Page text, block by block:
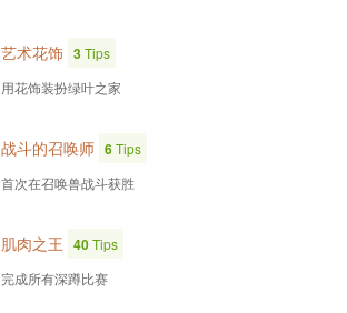
艺术花饰 3Tips
用花饰装扮绿叶之家
战斗的召唤师 6Tips
首次在召唤兽战斗获胜
肌肉之王 40Tips
完成所有深蹲比赛